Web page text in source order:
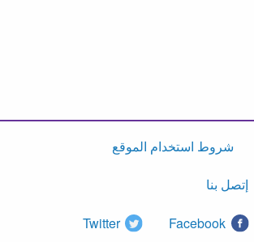
شروط استخدام الموقع
إتصل بنا
Facebook
Twitter